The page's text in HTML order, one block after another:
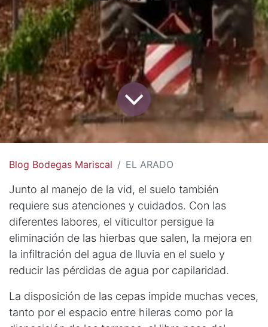
Blog Bodegas Mariscal EL ARADO
Junto al manejo de la vid, el suelo también
requiere sus atenciones y cuidados. Con las
diferentes labores, el viticultor persigue la
eliminación de las hierbas que salen, la mejora en
la infiltración del agua de lluvia en el suelo y
reducir las pérdidas de agua por capilaridad.
La disposición de las cepas impide muchas veces,
tanto por el espacio entre hileras como por la